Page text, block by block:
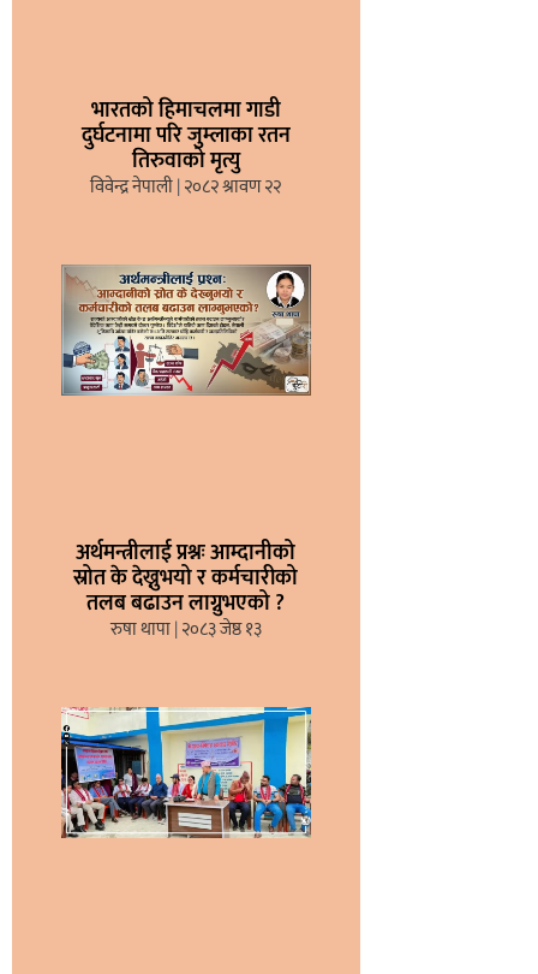
भारतको हिमाचलमा गाडी
दुर्घटनामा परि जुम्लाका रतन
तिरुवाको मृत्यु
विवेन्द्र नेपाली २०८२ श्रावण २२
अर्थमन्त्रीलाई प्रश्नः आम्दानीको
स्रोत के देख्नुभयो र कर्मचारीको
तलब बढाउन लाग्नुभएको ?
रुषा थापा २०८३ जेष्ठ १३